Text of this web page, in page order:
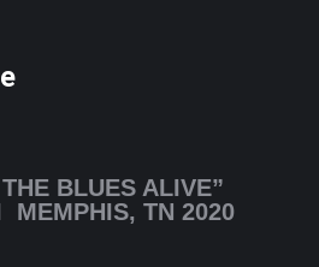
BLUES ALIVE”
MEMPHIS, TN 2020